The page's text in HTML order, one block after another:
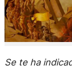
Se te ha